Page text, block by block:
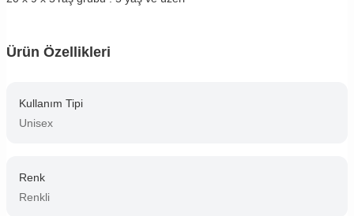
Ürün Özellikleri
Kullanım Tipi
Unisex
Renk
Renkli